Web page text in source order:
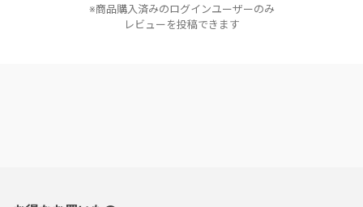
※商品購入済みのログインユーザーのみ
レビューを投稿できます